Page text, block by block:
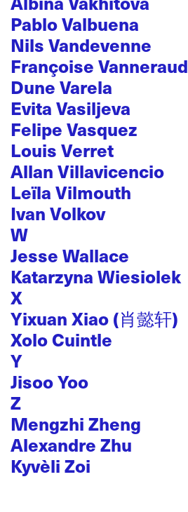
Pablo Valbuena
Nils Vandevenne
Françoise Vanneraud
Dune Varela
Evita Vasiljeva
Felipe Vasquez
Louis Verret
Allan Villavicencio
Leïla Vilmouth
Ivan Volkov
W
Jesse Wallace
Katarzyna Wiesiolek
X
Yixuan Xiao (肖懿轩)
Xolo Cuintle
Y
Jisoo Yoo
Z
Mengzhi Zheng
Alexandre Zhu
Kyvèli Zoi